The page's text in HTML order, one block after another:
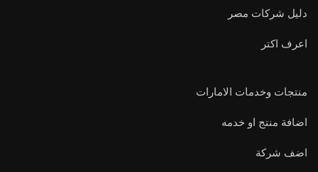
دليل شركات مصر
اعرف اكتر
منتجات وخدمات الامارات
اضافة منتج او خدمه
اضف شركة